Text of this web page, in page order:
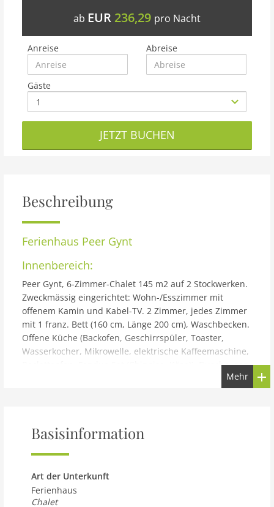
ab EUR 236,29 pro Nacht
Anreise Abreise
Gäste
JETZT BUCHEN
Beschreibung
Ferienhaus Peer Gynt
Innenbereich:
Peer Gynt, 6-Zimmer-Chalet 145 m2 auf 2 Stockwerken.
Zweckmässig eingerichtet: Wohn-/Esszimmer mit
offenem Kamin und Kabel-TV. 2 Zimmer, jedes Zimmer
mit 1 franz. Bett (160 cm, Länge 200 cm), Waschbecken.
Offene Küche (Backofen, Geschirrspüler, Toaster,
Wasserkocher, Mikrowelle, elektrische Kaffeemaschine,
Racletteofen, Fondue Set (Chinoise, Käse)). Dusche, sep.
WC. E-Heizung. Obergeschoss: 3 abgeschrägte Zimmer,
jedes Zimmer mit 2 Betten (90 cm, Länge 190 cm),
Sehr schöne Sicht auf die Berge und das Tal. Zur
Autos), Garage. Bitte beachten: Nichtraucher-Haus.
Gebäude und Außenbereich:
Bermouche: Chalet Peer Gynt, renoviert im Jahre 2001.
Mehr
Basisinformation
Art der Unterkunft
Ferienhaus
Chalet